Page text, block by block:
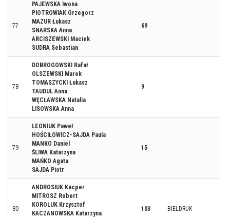
77
PAJEWSKA Iwona
PIOTROWIAK Grzegorz
MAZUR Łukasz
SNARSKA Anna
ARCISZEWSKI Maciek
SUDRA Sebastian
69
78
DOBROGOWSKI Rafał
OLSZEWSKI Marek
TOMASZYCKI Łukasz
TAUDUL Anna
WĘCŁAWSKA Natalia
LISOWSKA Anna
9
79
LEONIUK Paweł
HOŚCIŁOWICZ-SAJDA Paula
MANKO Daniel
ŚLIWA Katarzyna
MAŃKO Agata
SAJDA Piotr
15
80
ANDROSIUK Kacper
MITROSZ Robert
KOROLUK Krzysztof
KACZANOWSKA Katarzyna
103 BIELDRUK